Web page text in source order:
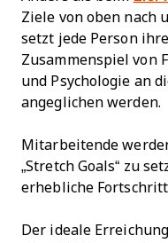
Ziele von oben nach
setzt jede Person
Zusammenspiel von
und Psychologie an
angeglichen werden.
Mitarbeitende
„Stretch Goals“ zu
erhebliche
Der ideale